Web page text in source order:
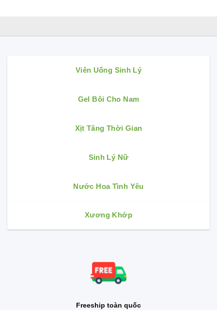
Viên Uống Sinh Lý
Gel Bôi Cho Nam
Xịt Tăng Thời Gian
Sinh Lý Nữ
Nước Hoa Tình Yêu
Xương Khớp
Freeship toàn quốc